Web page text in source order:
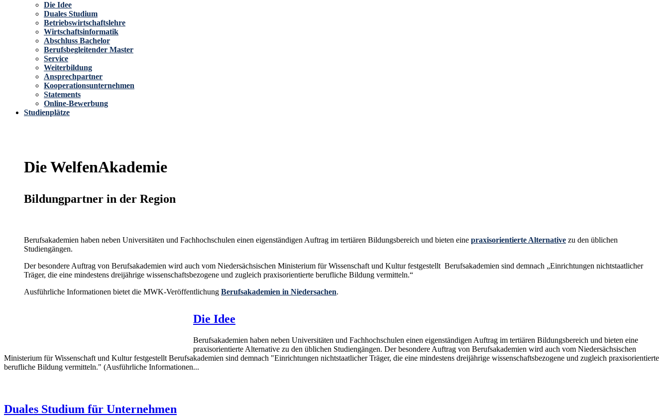
Die Idee
Duales Studium
Betriebswirtschaftslehre
Wirtschaftsinformatik
Abschluss Bachelor
Berufsbegleitender Master
Service
Weiterbildung
Ansprechpartner
Kooperationsunternehmen
Statements
Online-Bewerbung
Studienplätze
Die WelfenAkademie
Bildungpartner in der Region
Berufsakademien haben neben Universitäten und Fachhochschulen einen eigenständigen Auftrag im tertiären Bildungsbereich und bieten eine praxisorientierte Alternative zu den üblichen
Studiengängen.
Der besondere Auftrag von Berufsakademien wird auch vom Niedersächsischen Ministerium für Wissenschaft und Kultur festgestellt Berufsakademien sind demnach „Einrichtungen nichtstaatlicher
Träger, die eine mindestens dreijährige wissenschaftsbezogene und zugleich praxisorientierte berufliche Bildung vermitteln.“
Ausführliche Informationen bietet die MWK-Veröffentlichung Berufsakademien in Niedersachen.
Die Idee
Berufsakademien haben neben Universitäten und Fachhochschulen einen eigenständigen Auftrag im tertiären Bildungsbereich und bieten eine
praxisorientierte Alternative zu den üblichen Studiengängen. Der besondere Auftrag von Berufsakademien wird auch vom Niedersächsischen
Ministerium für Wissenschaft und Kultur festgestellt Berufsakademien sind demnach "Einrichtungen nichtstaatlicher Träger, die eine mindestens dreijährige wissenschaftsbezogene und zugleich praxisorientierte
berufliche Bildung vermitteln." (Ausführliche Informationen...
Duales Studium für Unternehmen